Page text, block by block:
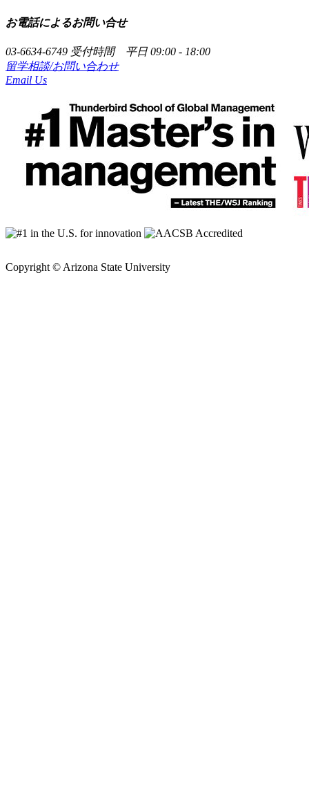
お電話によるお問い合せ
03-6634-6749 受付時間 平日 09:00 - 18:00
留学相談/お問い合わせ
Email Us
Copyright © Arizona State University